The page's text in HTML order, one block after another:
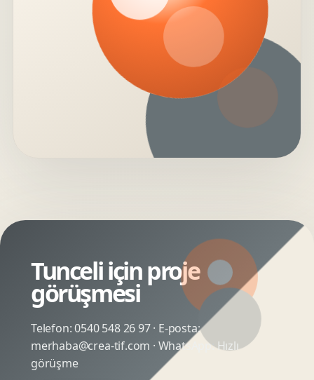
Tunceli için proje
görüşmesi
Telefon:0540 548 26 97· E-posta:
merhaba@crea-tif.com · WhatsApp:Hızlı
görüşme